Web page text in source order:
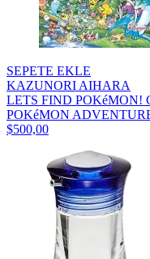
SEPETE EKLE
KAZUNORI AIHARA
LETS FIND POKéMON!
POKéMON
$500,00